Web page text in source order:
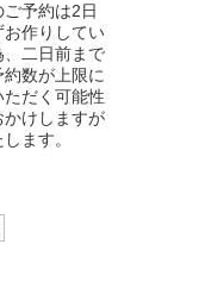
予約は2日
作りしてい
、二日前まで
数が上限に
だく可能性
けしますが
ます。